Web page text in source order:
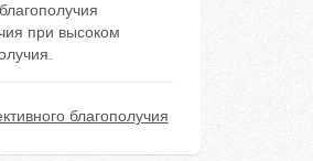
при высоком
благополучия